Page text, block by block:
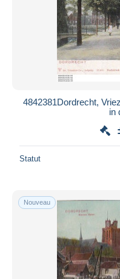
4842381Dordrecht,
in
Statut
Nouveau